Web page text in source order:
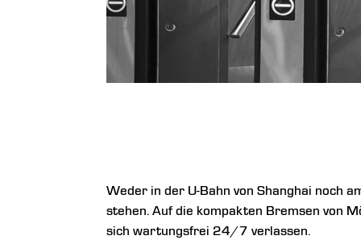
Weder in der U-Bahn von Shanghai noch
stehen. Auf die kompakten Bremsen von
sich wartungsfrei 24/7 verlassen.